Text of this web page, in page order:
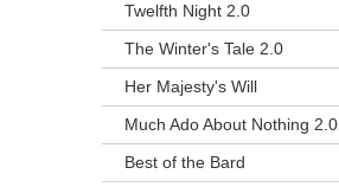
Twelfth Night 2.0
The Winter's Tale 2.0
Her Majesty's Will
Much Ado About Nothing 2.0
Best of the Bard